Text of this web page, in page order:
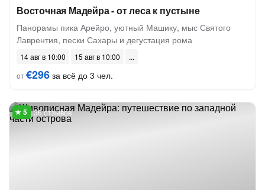
Восточная Мадейра - от леса к пустыне
Панорамы пика Арейро, уютный Машику, мыс Святого
Лаврентия, пески Сахары и дегустация рома
14 авг в 10:00
15 авг в 10:00
от€296 за всё до 3 чел.
36 отзывов